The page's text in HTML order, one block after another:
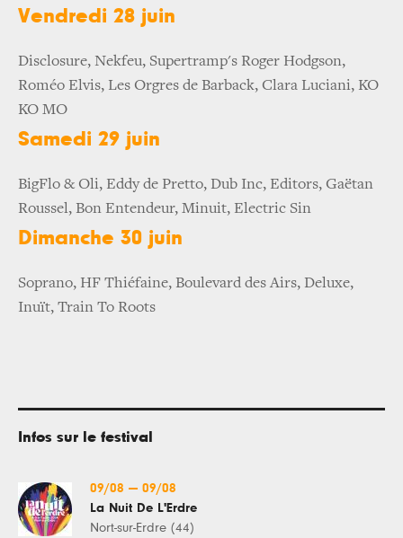
Vendredi 28 juin
Disclosure, Nekfeu, Supertramp's Roger Hodgson,
Roméo Elvis, Les Orgres de Barback, Clara Luciani, KO
KO MO
Samedi 29 juin
BigFlo & Oli, Eddy de Pretto, Dub Inc, Editors, Gaëtan
Roussel, Bon Entendeur, Minuit, Electric Sin
Dimanche 30 juin
Soprano, HF Thiéfaine, Boulevard des Airs, Deluxe,
Inuït, Train To Roots
Infos sur le festival
09/08 — 09/08
La Nuit De L'Erdre
Nort-sur-Erdre (44)